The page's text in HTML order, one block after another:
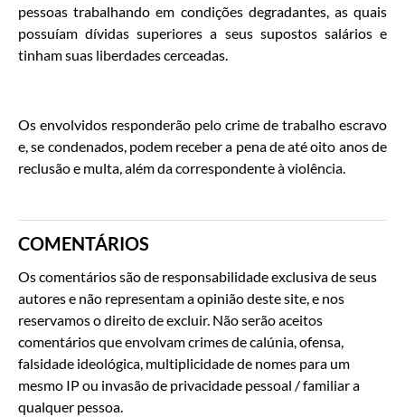
pessoas trabalhando em condições degradantes, as quais
possuíam dívidas superiores a seus supostos salários e
tinham suas liberdades cerceadas.
Os envolvidos responderão pelo crime de trabalho escravo
e, se condenados, podem receber a pena de até oito anos de
reclusão e multa, além da correspondente à violência.
COMENTÁRIOS
Os comentários são de responsabilidade exclusiva de seus
autores e não representam a opinião deste site, e nos
reservamos o direito de excluir. Não serão aceitos
comentários que envolvam crimes de calúnia, ofensa,
falsidade ideológica, multiplicidade de nomes para um
mesmo IP ou invasão de privacidade pessoal / familiar a
qualquer pessoa.